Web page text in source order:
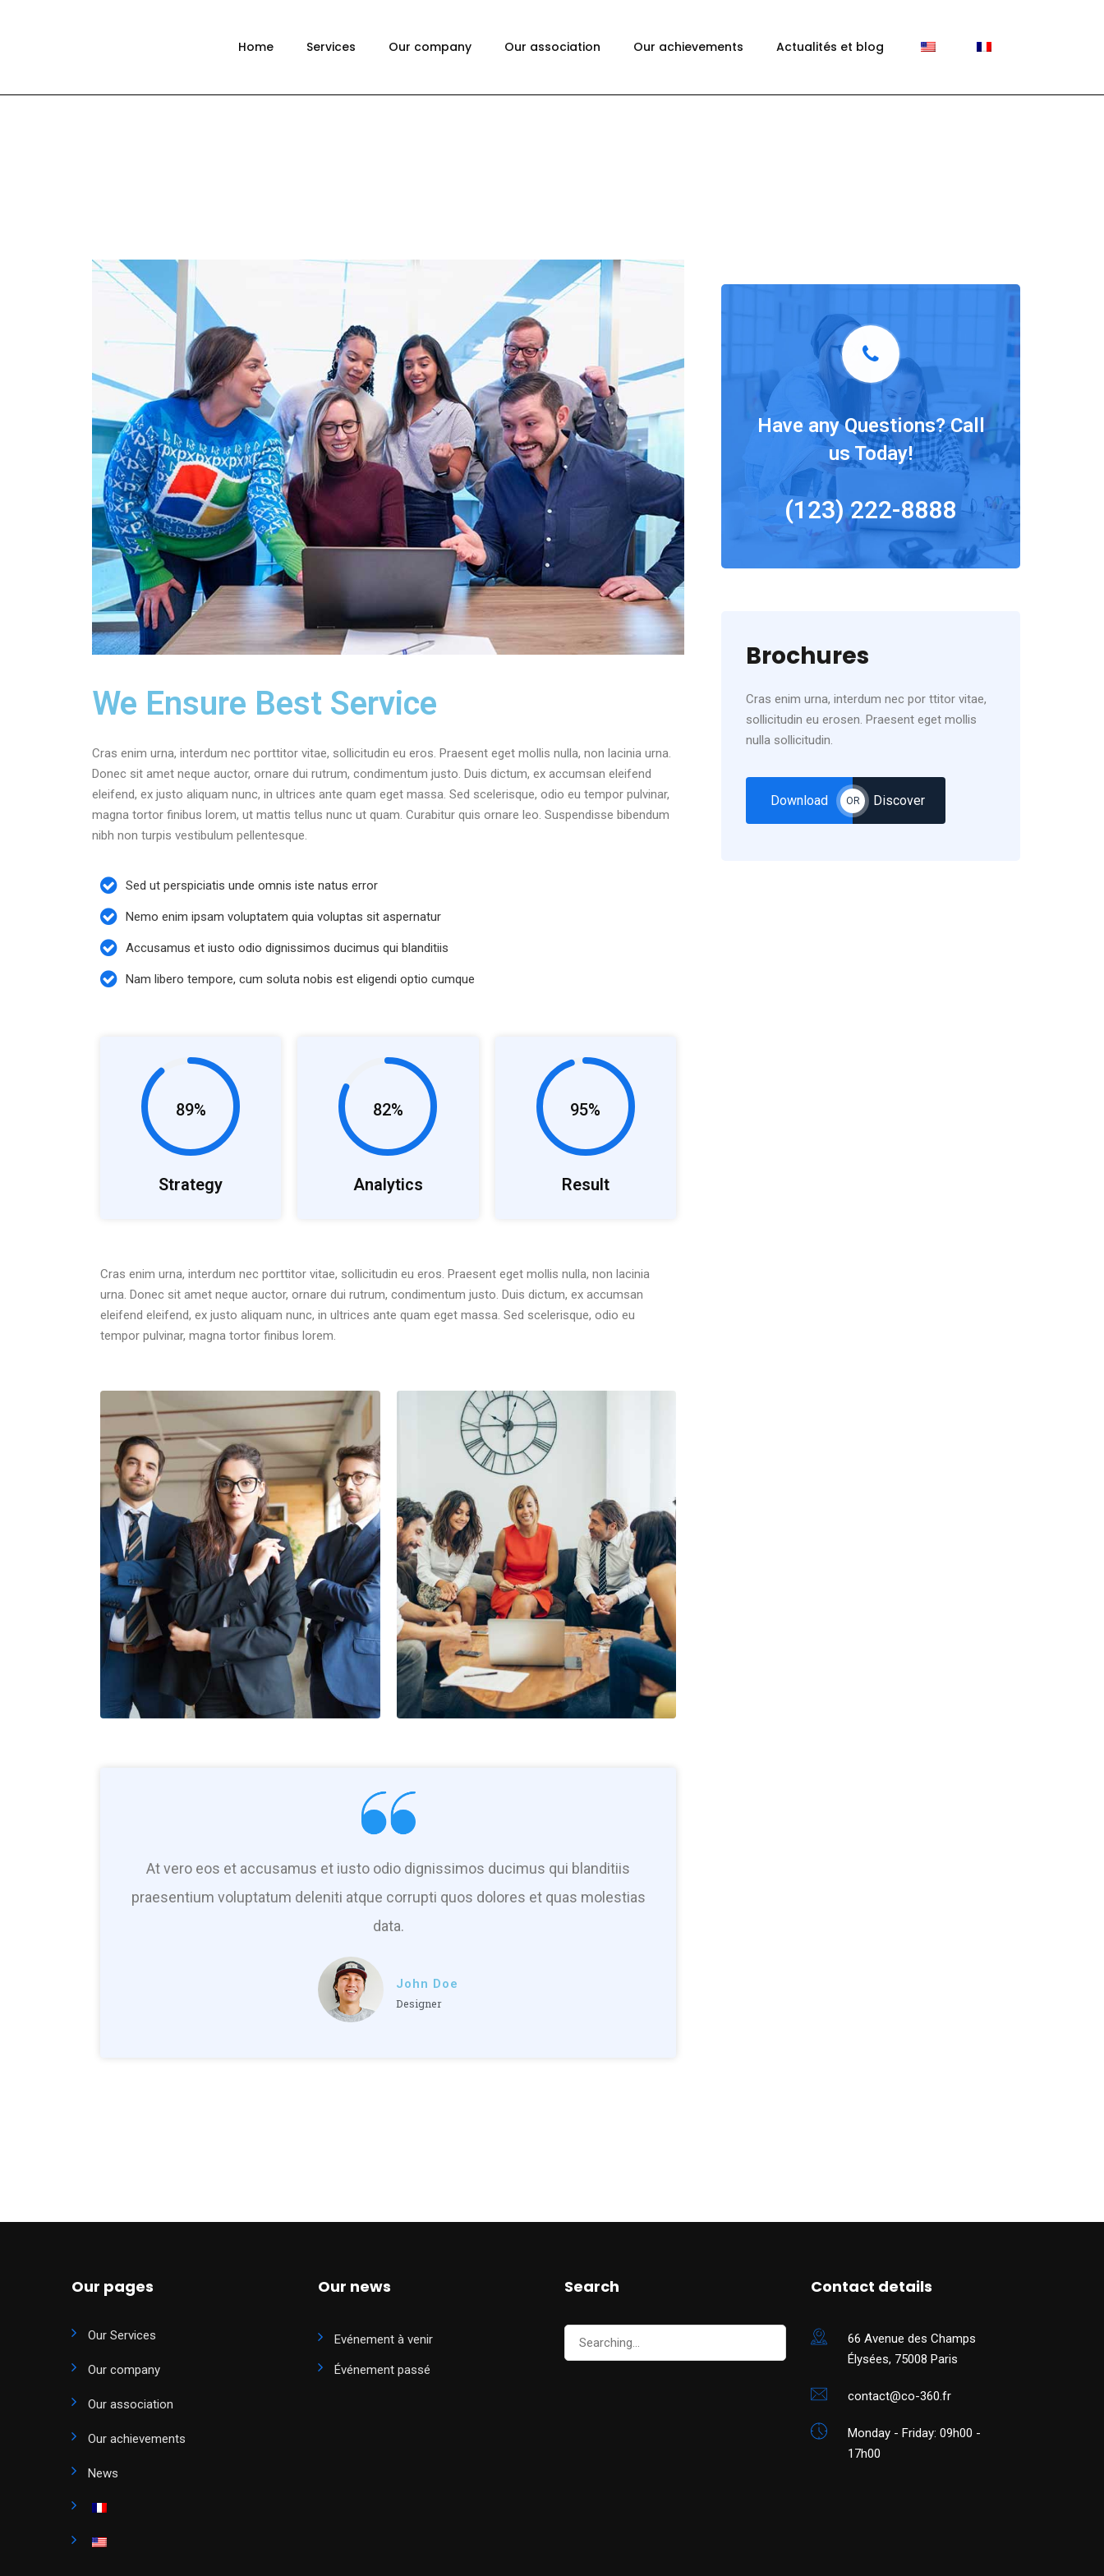
CO
Home Services Our company Our association Our achievements Actualités et blog
We Ensure Best Service
Cras enim urna, interdum nec porttitor vitae, sollicitudin eu eros. Praesent eget mollis nulla, non lacinia urna.
Donec sit amet neque auctor, ornare dui rutrum, condimentum justo. Duis dictum, ex accumsan eleifend
eleifend, ex justo aliquam nunc, in ultrices ante quam eget massa. Sed scelerisque, odio eu tempor pulvinar,
magna tortor finibus lorem, ut mattis tellus nunc ut quam. Curabitur quis ornare leo. Suspendisse bibendum
nibh non turpis vestibulum pellentesque.
Sed ut perspiciatis unde omnis iste natus error
Nemo enim ipsam voluptatem quia voluptas sit aspernatur
Accusamus et iusto odio dignissimos ducimus qui blanditiis
Nam libero tempore, cum soluta nobis est eligendi optio cumque
89%
Strategy
82%
Analytics
95%
Result
Cras enim urna, interdum nec porttitor vitae, sollicitudin eu eros. Praesent eget mollis nulla, non lacinia
urna. Donec sit amet neque auctor, ornare dui rutrum, condimentum justo. Duis dictum, ex accumsan
eleifend eleifend, ex justo aliquam nunc, in ultrices ante quam eget massa. Sed scelerisque, odio eu
tempor pulvinar, magna tortor finibus lorem.
At vero eos et accusamus et iusto odio dignissimos ducimus qui blanditiis
praesentium voluptatum deleniti atque corrupti quos dolores et quas molestias
data.
John Doe
Designer
Have any Questions? Call
us Today!
(123) 222-8888
Brochures
Cras enim urna, interdum nec por ttitor vitae,
sollicitudin eu erosen. Praesent eget mollis
nulla sollicitudin.
Download OR Discover
Our pages
Our Services
Our company
Our association
Our achievements
News
Our news
Evénement à venir
Événement passé
Search Contact details
66 Avenue des Champs
Élysées, 75008 Paris
contact@co-360.fr
Monday - Friday: 09h00 -
17h00